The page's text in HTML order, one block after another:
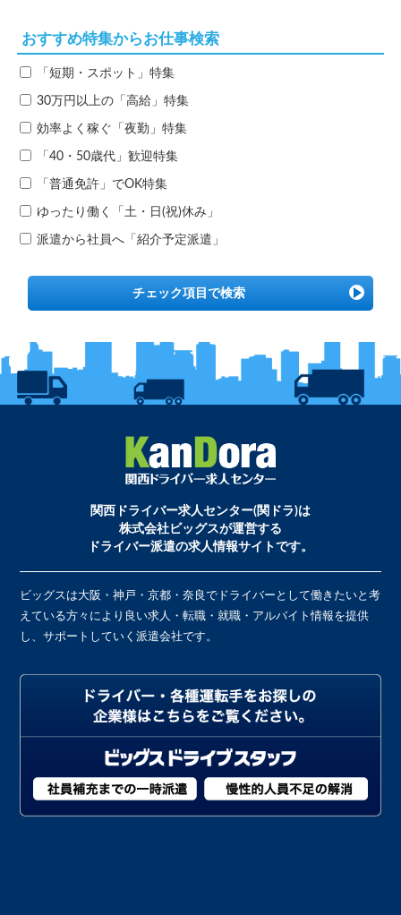
おすすめ特集からお仕事検索
「短期・スポット」特集
30万円以上の「高給」特集
効率よく稼ぐ「夜勤」特集
「40・50歳代」歓迎特集
「普通免許」でOK特集
ゆったり働く「土・日(祝)休み」
派遣から社員へ「紹介予定派遣」
チェック項目で検索
関西ドライバー求人センター(関ドラ)は
株式会社ビッグスが運営する
ドライバー派遣の求人情報サイトです。
ビッグスは大阪・神戸・京都・奈良でドライバーとして働きたいと考
えている方々により良い求人・転職・就職・アルバイト情報を提供
し、サポートしていく派遣会社です。